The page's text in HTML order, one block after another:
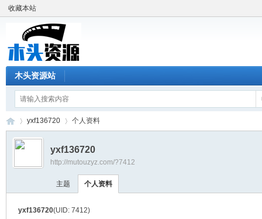
收藏本站
木头资源站
›
yxf136720 个人资料
yxf136720
http://mutouzyz.com/?7412
主题 个人资料
yxf136720(UID: 7412)